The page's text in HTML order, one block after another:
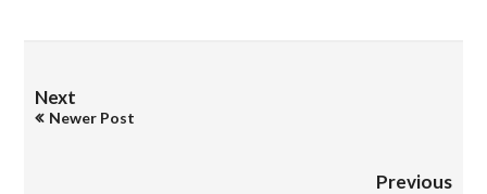
Next
Newer Post
Previous